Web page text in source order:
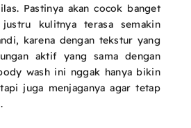
Pastinya akan cocok banget
kulitnya terasa semakin
karena dengan tekstur yang
aktif yang sama dengan
wash ini nggak hanya bikin
juga menjaganya agar tetap